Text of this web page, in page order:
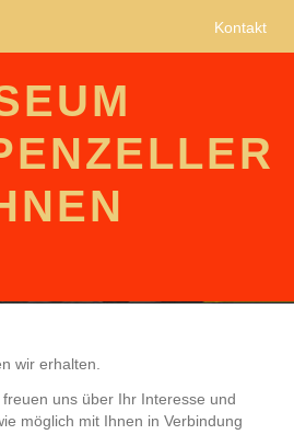
Kontakt
wir erhalten.
uns über Ihr Interesse und
möglich mit Ihnen in Verbindung